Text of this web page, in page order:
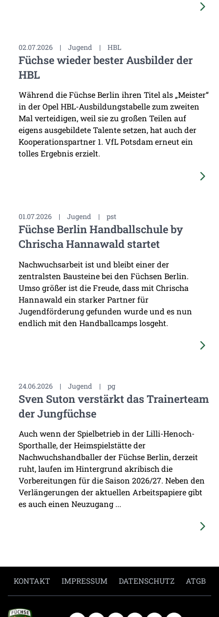
02.07.2026 | Jugend | HBL
Füchse wieder bester Ausbilder der
HBL
Während die Füchse Berlin ihren Titel als „Meister“
in der Opel HBL-Ausbildungstabelle zum zweiten
Mal verteidigen, weil sie zu großen Teilen auf
eigens ausgebildete Talente setzen, hat auch der
Kooperationspartner 1. VfL Potsdam erneut ein
tolles Ergebnis erzielt.
01.07.2026 | Jugend | pst
Füchse Berlin Handballschule by
Chrischa Hannawald startet
Nachwuchsarbeit ist und bleibt einer der
zentralsten Bausteine bei den Füchsen Berlin.
Umso größer ist die Freude, dass mit Chrischa
Hannawald ein starker Partner für
Jugendförderung gefunden wurde und es nun
endlich mit den Handballcamps losgeht.
24.06.2026 | Jugend | pg
Sven Suton verstärkt das Trainerteam
der Jungfüchse
Auch wenn der Spielbetrieb in der Lilli-Henoch-
Sporthalle, der Heimspielstätte der
Nachwuchshandballer der Füchse Berlin, derzeit
ruht, laufen im Hintergrund akribisch die
Vorbereitungen für die Saison 2026/27. Neben den
Verlängerungen der aktuellen Arbeitspapiere gibt
es auch einen Neuzugang ...
KONTAKT IMPRESSUM DATENSCHUTZ ATGB